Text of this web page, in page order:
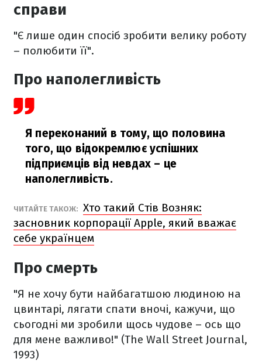
справи
"Є лише один спосіб зробити велику роботу
– полюбити її".
Про наполегливість
Я переконаний в тому, що половина
того, що відокремлює успішних
підприємців від невдах – це
наполегливість.
ЧИТАЙТЕ ТАКОЖ: Хто такий Стів Возняк:
засновник корпорації Apple, який вважає
себе українцем
Про смерть
"Я не хочу бути найбагатшою людиною на
цвинтарі, лягати спати вночі, кажучи, що
сьогодні ми зробили щось чудове – ось що
для мене важливо!" (The Wall Street Journal,
1993)